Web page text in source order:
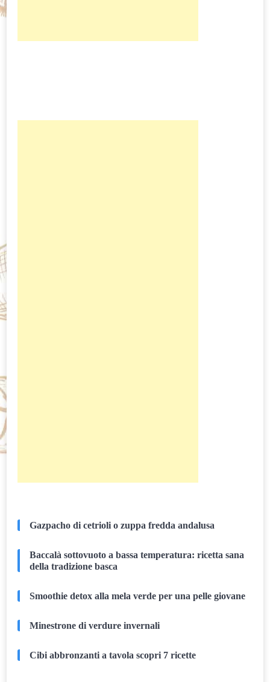
Gazpacho di cetrioli o zuppa fredda andalusa
Baccalà sottovuoto a bassa temperatura: ricetta sana
della tradizione basca
Smoothie detox alla mela verde per una pelle giovane
Minestrone di verdure invernali
Cibi abbronzanti a tavola scopri 7 ricette